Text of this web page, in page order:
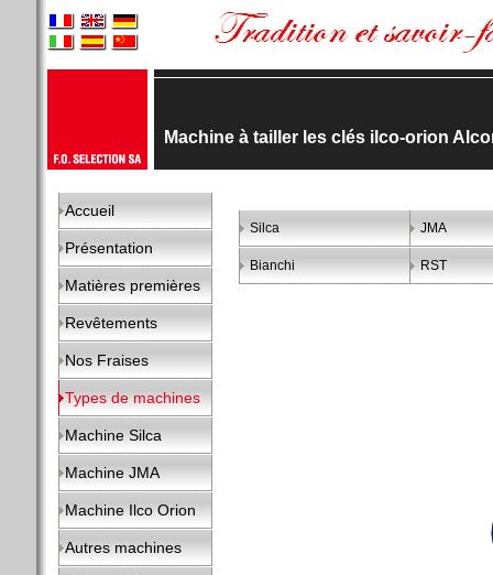
Machine à tailler les clés ilco-orion
Accueil
Présentation
Matières premières
Revêtements
Nos Fraises
Types de machines
Machine Silca
Machine JMA
Machine Ilco Orion
Autres machines
Silca JMA
Bianchi RST